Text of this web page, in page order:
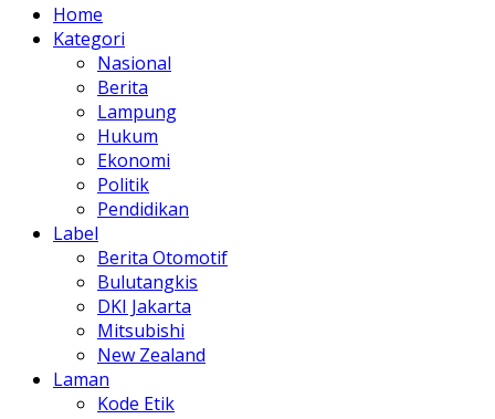
Home
Kategori
Nasional
Berita
Lampung
Hukum
Ekonomi
Politik
Pendidikan
Label
Berita Otomotif
Bulutangkis
DKI Jakarta
Mitsubishi
New Zealand
Laman
Kode Etik